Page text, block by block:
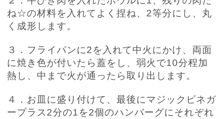
ね☆の材料を入れてよく捏ね、 2等分にし、丸
く成形します。
３．フライパンに2を入れて中火にかけ、両面
に焼き色が付いたら蓋をし、弱火で10分程加
熱し、中まで火が通ったら取り出します。
４．お皿に盛り付けて、最後にマジックビネガ
ープラス 2分の1を2個のハンバーグにそれぞれ